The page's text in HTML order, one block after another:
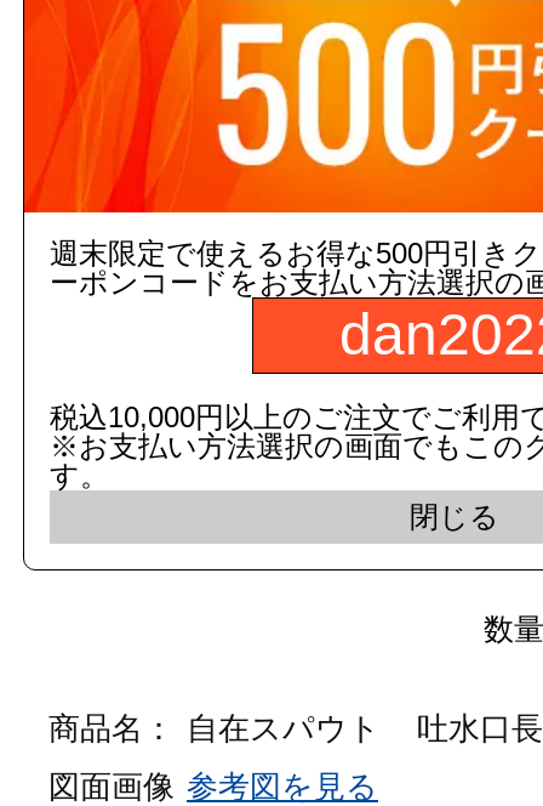
商品コード：
108457010101
品番： THY208A
数量
商品名： 自在スパウト
吐水口
参考図を見る
５営業日出荷(メーカー手配品)
商品コード：
品番： THY208AL
販売価格
数量
商品名： 自在スパウト
吐水口
図面画像 参考図を見る
週末限定で使えるお得な500円引き
ーポンコードをお支払い方法選択の
税込10,000円以上のご注文でご利用
※お支払い方法選択の画面でもこの
す。
閉じる